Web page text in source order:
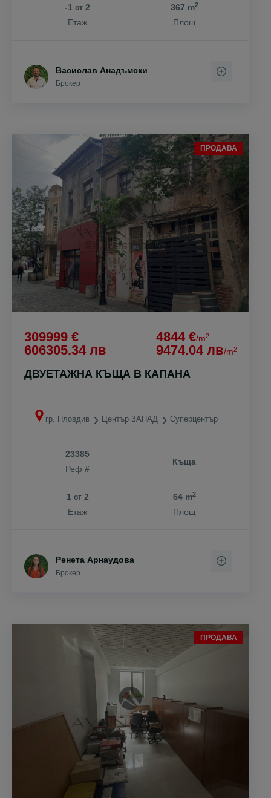
-1 от 2
Етаж
367 m2
Площ
Васислав Анадъмски
Брокер
ПРОДАВА
309999 €
606305.34 лв
4844 €/m2
9474.04 лв/m2
ДВУЕТАЖНА КЪЩА В КАПАНА
гр. Пловдив Център ЗАПАД Суперцентър
23385
Реф #
Къща
1 от2
Етаж
64 m2
Площ
Ренета Арнаудова
Брокер
ПРОДАВА